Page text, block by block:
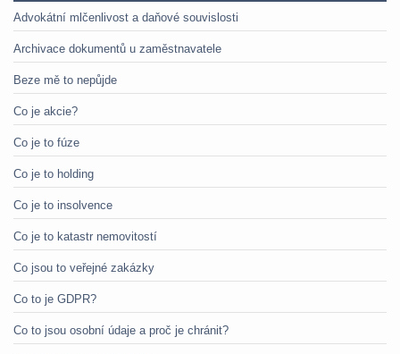
Advokátní mlčenlivost a daňové souvislosti
Archivace dokumentů u zaměstnavatele
Beze mě to nepůjde
Co je akcie?
Co je to fúze
Co je to holding
Co je to insolvence
Co je to katastr nemovitostí
Co jsou to veřejné zakázky
Co to je GDPR?
Co to jsou osobní údaje a proč je chránit?